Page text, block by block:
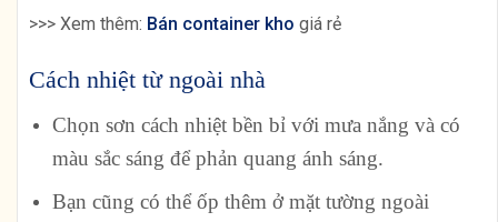
>>> Xem thêm: Bán container kho giá rẻ
Cách nhiệt từ ngoài nhà
Chọn sơn cách nhiệt bền bỉ với mưa nắng và có
màu sắc sáng để phản quang ánh sáng.
Bạn cũng có thể ốp thêm ở mặt tường ngoài